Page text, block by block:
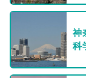
神
科